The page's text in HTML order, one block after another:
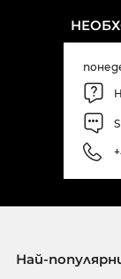
Най-